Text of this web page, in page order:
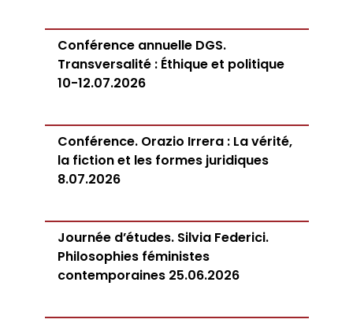
Conférence annuelle DGS.
Transversalité : Éthique et politique
10-12.07.2026
Conférence. Orazio Irrera : La vérité,
la fiction et les formes juridiques
8.07.2026
Journée d’études. Silvia Federici.
Philosophies féministes
contemporaines 25.06.2026